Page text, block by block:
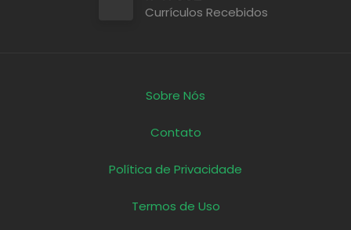
Currículos Recebidos
Sobre Nós
Contato
Política de Privacidade
Termos de Uso